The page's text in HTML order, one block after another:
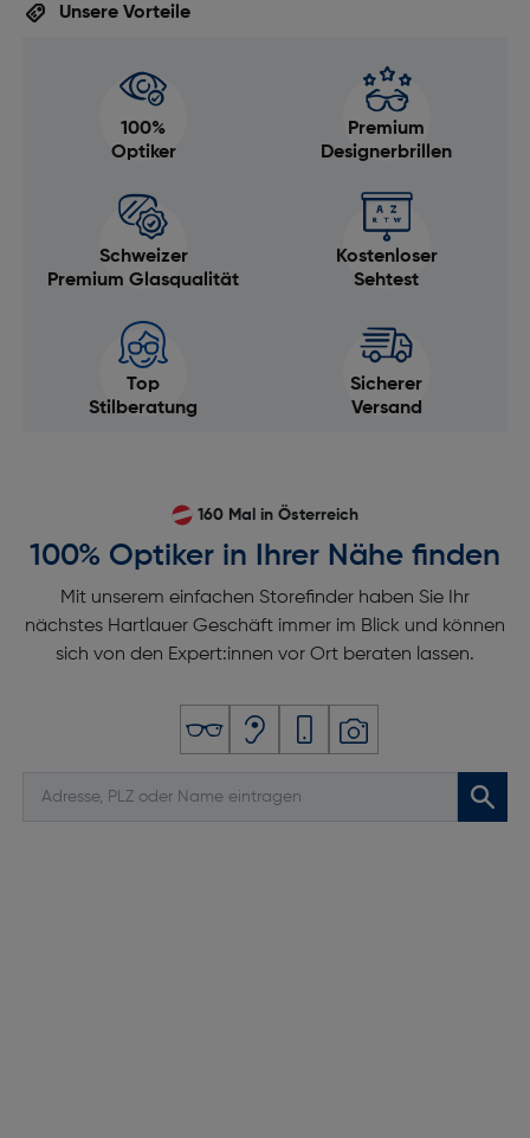
Unsere Vorteile
100%
Optiker
Premium
Designerbrillen
Schweizer
Premium Glasqualität
Kostenloser
Sehtest
Top
Stilberatung
Sicherer
Versand
160 Mal in Österreich
100% Optiker in Ihrer Nähe finden
Mit unserem einfachen Storefinder haben Sie Ihr
nächstes Hartlauer Geschäft immer im Blick und können
sich von den Expert:innen vor Ort beraten lassen.